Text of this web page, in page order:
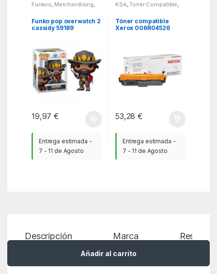
Añadir al carrito
Funkos Merchandising
Funko pop overwatch 2
cassidy 59189
19,97€
Entrega estimada -
7 - 11 de Agosto
KSA ,Toner Compatible
Toner Compatible Brother
Tóner compatible
Xerox 006R04526
53,28€
Entrega estimada -
7 - 11 de Agosto
Descripción Marca Reseñas